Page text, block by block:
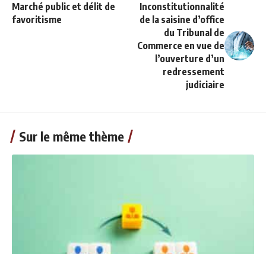
Marché public et délit de
favoritisme
Inconstitutionnalité
de la saisine d’office
du Tribunal de
Commerce en vue de
l’ouverture d’un
redressement
judiciaire
Sur le même thème